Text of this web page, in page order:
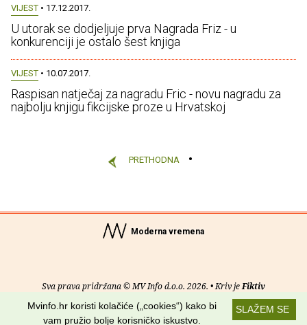
VIJEST • 17.12.2017.
U utorak se dodjeljuje prva Nagrada Friz - u
konkurenciji je ostalo šest knjiga
VIJEST • 10.07.2017.
Raspisan natječaj za nagradu Fric - novu nagradu za
najbolju knjigu fikcijske proze u Hrvatskoj
PRETHODNA
Moderna vremena
Sva prava pridržana © MV Info d.o.o. 2026. • Kriv jeFiktiv
O nama• Pomoć• Uvjeti korištenja•RSS kanaliSLAŽEM SE
Mvinfo.hr koristi kolačiće („cookies“) kako bi
vam pružio bolje korisničko iskustvo.